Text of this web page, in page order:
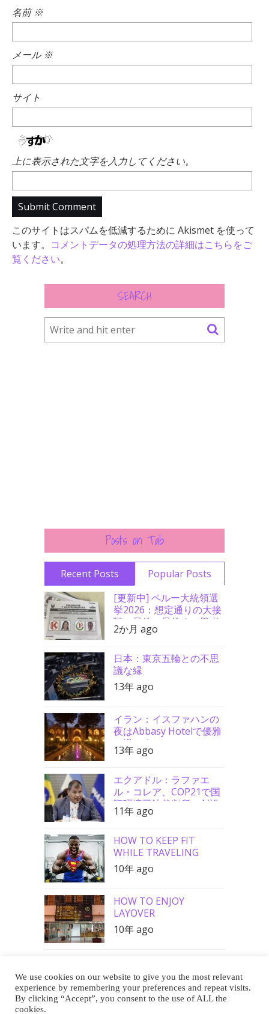
名前※
メール ※
サイト
上に表示された文字を入力してください。
このサイトはスパムを低減するために Akismet を使って
います。 コメントデータの処理方法の詳細はこちらをご
覧ください。
SEARCH
Posts on Tab
Recent Posts
Popular Posts
[更新中] ペルー大統領選
挙2026：想定通りの大接
戦、最後の最後まで勝者
分からず
2か月 ago
日本：東京五輪との不思
議な縁
13年 ago
イラン：イスファハンの
夜はAbbasy Hotelで優雅
に過ごす
13年 ago
エクアドル：ラファエ
ル・コレア、COP21で国
際環境司法裁判所の創設
を要請
11年 ago
HOW TO KEEP FIT
WHILE TRAVELING
10年 ago
HOW TO ENJOY
LAYOVER
10年 ago
Buy Me a Coffee
We use cookies on our website to give you the most relevant
experience by remembering your preferences and repeat visits.
By clicking “Accept”, you consent to the use of ALL the
cookies.